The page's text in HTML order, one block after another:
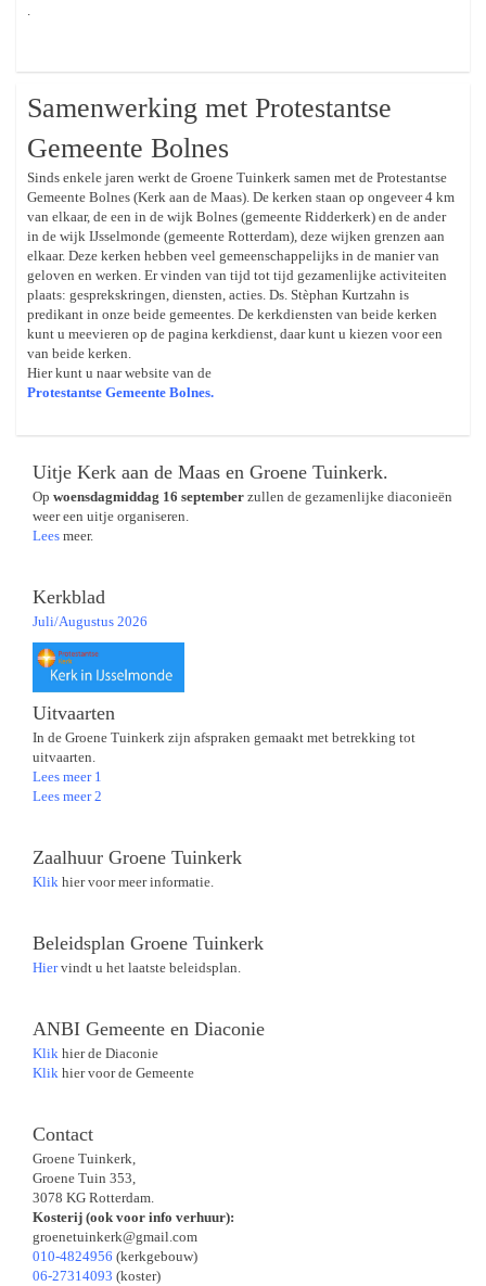
.
Samenwerking met Protestantse
Gemeente Bolnes
Sinds enkele jaren werkt de Groene Tuinkerk samen met de Protestantse
Gemeente Bolnes (Kerk aan de Maas). De kerken staan op ongeveer 4 km
van elkaar, de een in de wijk Bolnes (gemeente Ridderkerk) en de ander
in de wijk IJsselmonde (gemeente Rotterdam), deze wijken grenzen aan
elkaar. Deze kerken hebben veel gemeenschappelijks in de manier van
geloven en werken. Er vinden van tijd tot tijd gezamenlijke activiteiten
plaats: gesprekskringen, diensten, acties. Ds. Stèphan Kurtzahn is
predikant in onze beide gemeentes. De kerkdiensten van beide kerken
kunt u meevieren op de pagina kerkdienst, daar kunt u kiezen voor een
van beide kerken.
Hier kunt u naar website van de
Protestantse Gemeente Bolnes.
Uitje Kerk aan de Maas en Groene Tuinkerk.
Op woensdagmiddag 16 september zullen de gezamenlijke diaconieën
weer een uitje organiseren.
Lees meer.
Kerkblad
Juli/Augustus 2026
Uitvaarten
In de Groene Tuinkerk zijn afspraken gemaakt met betrekking tot
uitvaarten.
Lees meer 1
Lees meer 2
Zaalhuur Groene Tuinkerk
Klik hier voor meer informatie.
Beleidsplan Groene Tuinkerk
Hiervindt u het laatste beleidsplan.
ANBI Gemeente en Diaconie
Klik hier de Diaconie
Klik hier voor de Gemeente
Contact
Groene Tuinkerk,
Groene Tuin 353,
3078 KG Rotterdam.
Kosterij (ook voor info verhuur):
groenetuinkerk@gmail.com
010-4824956 (kerkgebouw)
06-27314093 (koster)